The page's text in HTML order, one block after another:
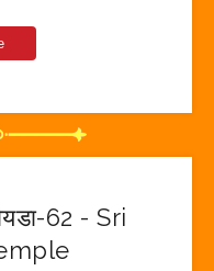
62 - Sri